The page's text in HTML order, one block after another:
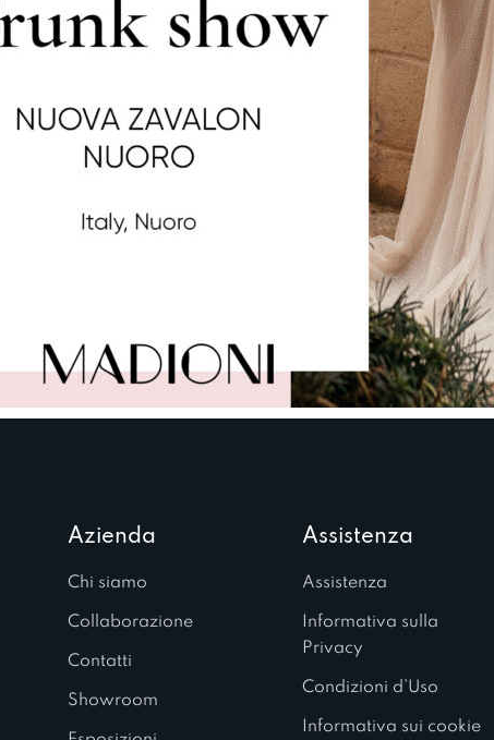
Azienda
Chi siamo
Collaborazione
Contatti
Showroom
Assistenza
Assistenza
Informativa sulla
Privacy
Condizioni d’Uso
Informativa sui cookie